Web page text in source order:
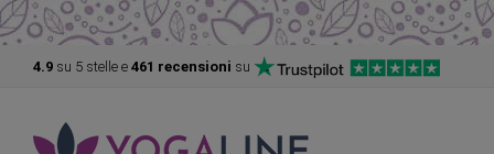
4.9 su 5 stelle e 461 recensioni su